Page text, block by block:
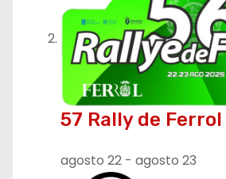
57 Rally de
agosto 22 - agosto 23